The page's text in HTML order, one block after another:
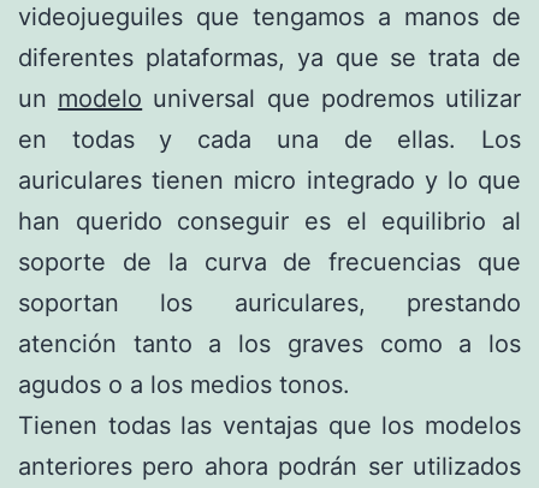
videojueguiles que tengamos a manos de
diferentes plataformas, ya que se trata de
un modelo universal que podremos utilizar
en todas y cada una de ellas. Los
auriculares tienen micro integrado y lo que
han querido conseguir es el equilibrio al
soporte de la curva de frecuencias que
soportan los auriculares, prestando
atención tanto a los graves como a los
agudos o a los medios tonos.
Tienen todas las ventajas que los modelos
anteriores pero ahora podrán ser utilizados